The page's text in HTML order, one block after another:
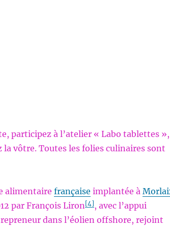
participez à l’atelier « Labo tablettes »,
vôtre. Toutes les folies culinaires sont
alimentaire française implantée à
par François Liron [4], avec l’appui
dans l’éolien offshore, rejoint